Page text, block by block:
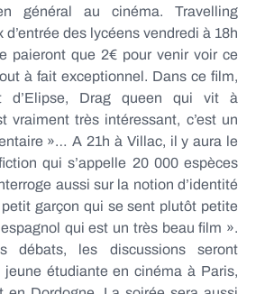
général au cinéma. Travelling
des lycéens vendredi à 18h
paieront que 2€ pour venir voir ce
à fait exceptionnel. Dans ce film,
d’Elipse, Drag queen qui vit à
vraiment très intéressant, c’est un
»… A 21h à Villac, il y aura le
qui s’appelle 20 000 espèces
aussi sur la notion d’identité
garçon qui se sent plutôt petite
qui est un très beau film ».
débats, les discussions seront
étudiante en cinéma à Paris,